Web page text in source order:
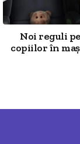
Noi reguli
copiilor în